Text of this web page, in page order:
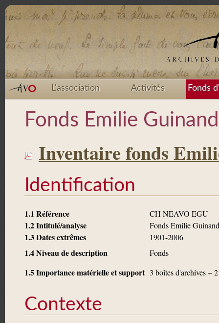
L'association Activités Fonds
Fonds Emilie Guinand
Inventaire fonds
Identification
1.1 Référence CH NEAVO EGU
1.2 Intitulé/analyse Fonds Emilie Guinand
1.3 Dates extrêmes 1901-2006
1.4 Niveau de description Fonds
1.5 Importance matérielle et support 3 boîtes d'archives +
Contexte